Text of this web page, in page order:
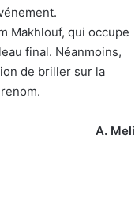
Makhlouf, qui occupe
final. Néanmoins,
de briller sur la
A. Meli